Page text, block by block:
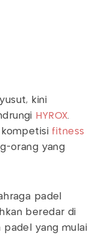
kini
HYROX.
fitness
orang yang
padel
beredar di
padel yang mulai